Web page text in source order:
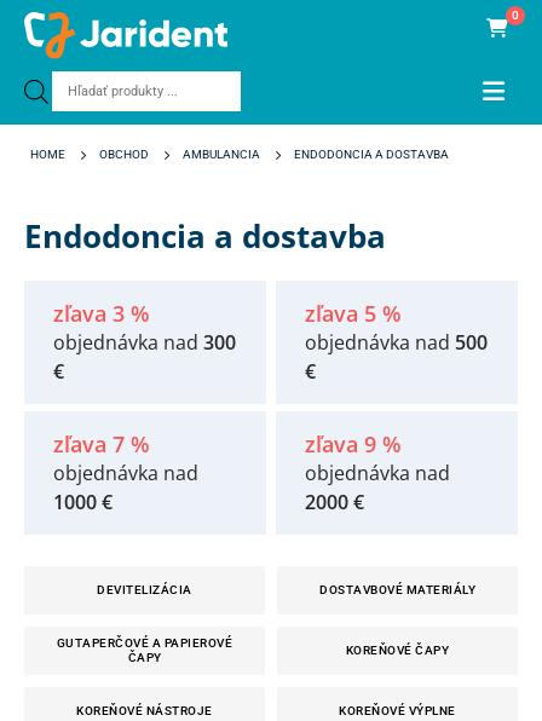
Products
0
HOME OBCHOD AMBULANCIA ENDODONCIA A DOSTAVBA
Endodoncia a dostavba
zľava 3 %
objednávka nad 300
€
zľava 5 %
objednávka nad 500
€
zľava 7 %
objednávka nad
1000 €
zľava 9 %
objednávka nad
2000 €
DEVITELIZÁCIA DOSTAVBOVÉ MATERIÁLY
GUTAPERČOVÉ A PAPIEROVÉ
ČAPY
KOREŇOVÉ ČAPY
KOREŇOVÉ NÁSTROJE KOREŇOVÉ VÝPLNE